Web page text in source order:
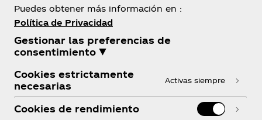
Sobre Nosotros
¿Necesitas ayuda?
Puedes obtener más información en :
Política de Privacidad
Gestionar las preferencias de
consentimiento ▼
Cookies estrictamente
necesarias
Activas siempre
Cookies de rendimiento